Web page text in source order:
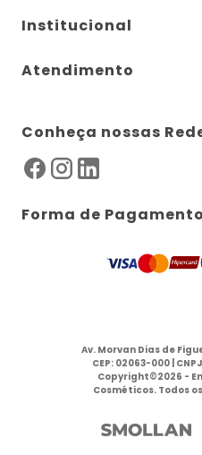
Institucional
Atendimento
Conheça nossas
Forma de Pagamento
Av. Morvan Dias de
CEP: 02063-000 |
Copyright©2026 -
Cosméticos. Todos